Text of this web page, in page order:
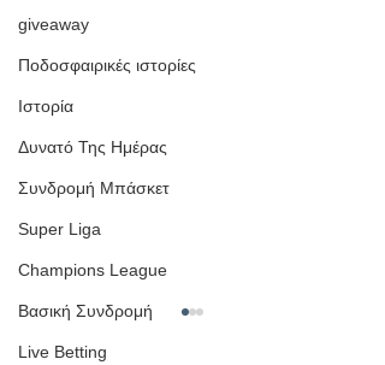
giveaway
Ποδοσφαιρικές ιστορίες
Ιστορία
Δυνατό Της Ημέρας
Συνδρομή Μπάσκετ
Super Liga
Champions League
Βασική Συνδρομή
Live Betting